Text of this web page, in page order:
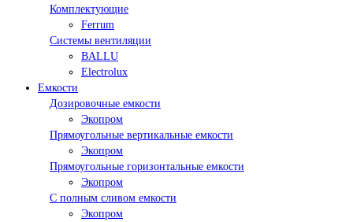
Комплектующие
Ferrum
Системы вентиляции
BALLU
Electrolux
Емкости
Дозировочные емкости
Экопром
Прямоугольные вертикальные емкости
Экопром
Прямоугольные горизонтальные емкости
Экопром
С полным сливом емкости
Экопром